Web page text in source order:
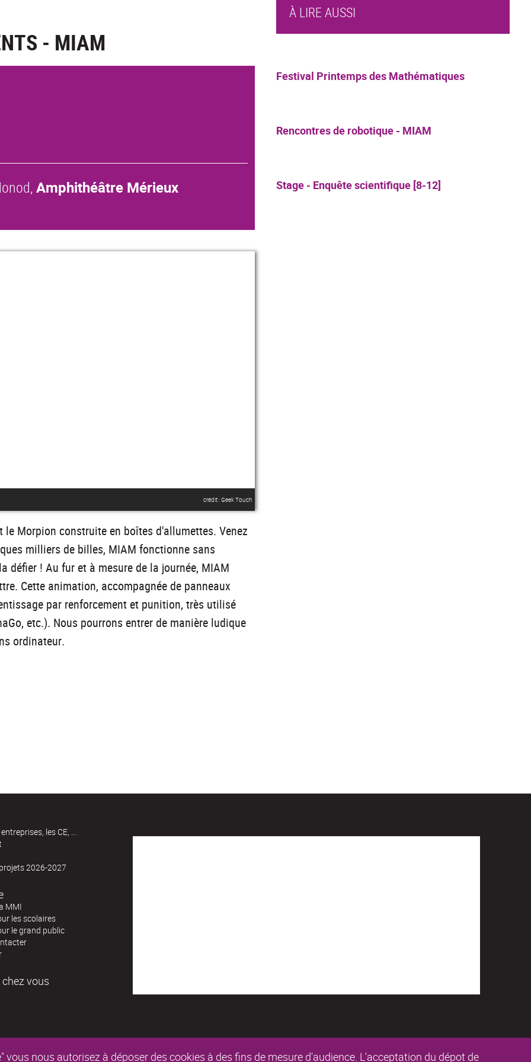
nous autorisez à déposer des cookies à des fins de mesure d'audience. L'acceptation du dépot de
- MIAM
Amphithéâtre Mérieux
crédit : Geek Touch
Morpion construite en boîtes d'allumettes. Venez
milliers de billes, MIAM fonctionne sans
défier ! Au fur et à mesure de la journée, MIAM
Cette animation, accompagnée de panneaux
par renforcement et punition, très utilisé
etc.). Nous pourrons entrer de manière ludique
ordinateur.
À LIRE AUSSI
Festival Printemps des Mathématiques
Rencontres de robotique - MIAM
Stage - Enquête scientifique [8-12]
les CE, ...
2026-2027
MMI
les scolaires
le grand public
vous